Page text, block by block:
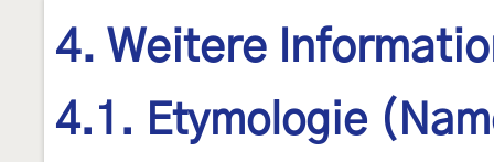
4. Weitere
4.1. Etymologie